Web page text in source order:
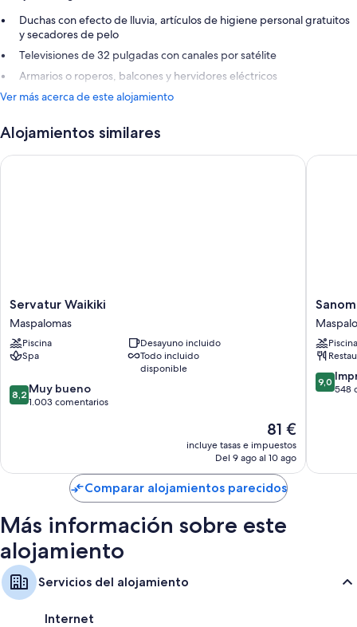
Duchas con efecto de lluvia, artículos de higiene personal gratuitos
y secadores de pelo
Televisiones de 32 pulgadas con canales por satélite
Armarios o roperos, balcones y hervidores eléctricos
Ver más acerca de este alojamiento
Alojamientos similares
Servatur
Waikiki
Maspalomas
Servatur Waikiki
Maspalomas
Piscina
Desayuno incluido
Spa
Todo incluido
disponible
8.2
sobre
8,2 Muy bueno
1.003 comentarios
El
precio
actual
de
81 €
81 €
incluye tasas e impuestos
Del 9 ago al 10 ago
Servatur Waikiki
Sanom
Beach
Resort
-
Adults
Only
Piscina
9.0
sobre
9,0
548
Sanom
Comparar alojamientos parecidos
Más información sobre este
alojamiento
Servicios del alojamiento
Internet